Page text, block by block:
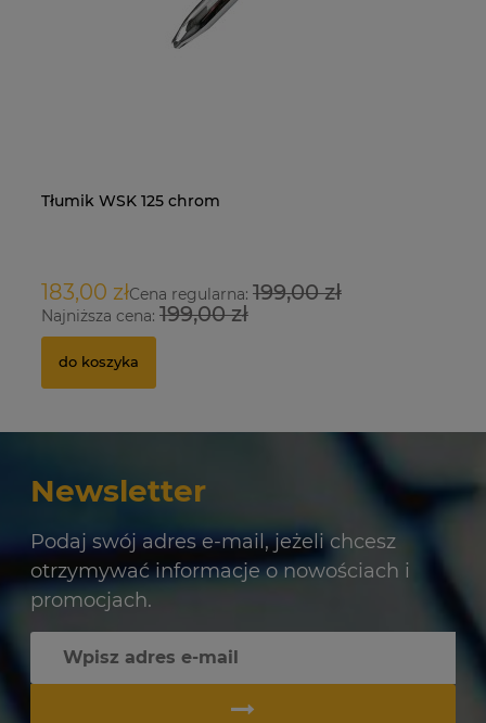
Tłumik WSK 125 chrom
183,00 złCena regularna: 199,00 zł
Najniższa cena: 199,00 zł
do koszyka
Newsletter
Podaj swój adres e-mail, jeżeli chcesz
otrzymywać informacje o nowościach i
promocjach.